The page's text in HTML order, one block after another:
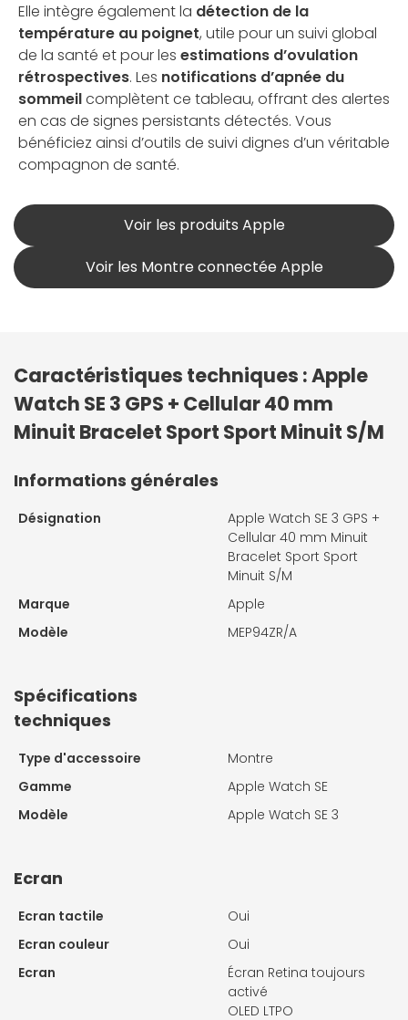
Elle intègre également la détection de la
température au poignet, utile pour un suivi global
de la santé et pour les estimations d’ovulation
rétrospectives. Les notifications d’apnée du
sommeilcomplètent ce tableau, offrant des alertes
en cas de signes persistants détectés. Vous
bénéficiez ainsi d’outils de suivi dignes d’un véritable
compagnon de santé.
Voir les produits Apple
Voir les Montre connectée Apple
Caractéristiques techniques : Apple
Watch SE 3 GPS + Cellular 40 mm
Minuit Bracelet Sport Sport Minuit S/M
Informations générales
Désignation
Apple Watch SE 3 GPS +
Cellular 40 mm Minuit
Bracelet Sport Sport
Minuit S/M
Marque
Apple
Modèle
MEP94ZR/A
Spécifications
techniques
Type d'accessoire
Montre
Gamme
Apple Watch SE
Modèle
Apple Watch SE 3
Ecran
Ecran tactile
Oui
Ecran couleur
Oui
Ecran
Écran Retina toujours
activé
OLED LTPO